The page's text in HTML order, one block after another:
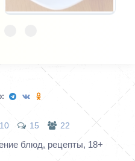
ладошку и исчезают,
15 22
блюд, рецепты, 18+